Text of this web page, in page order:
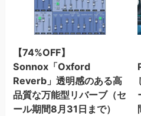
【74%OFF】
Sonnox「Oxford
Reverb」透明感のある高
品質な万能型リバーブ（セ
ール期間8月31日まで）